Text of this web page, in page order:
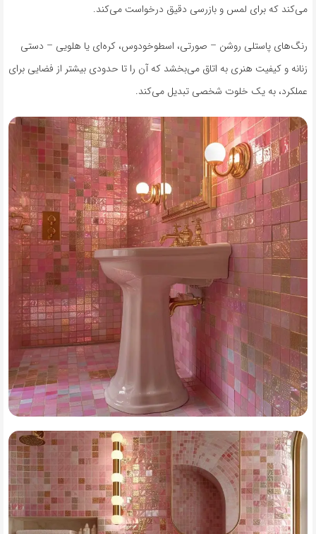
می‌کند که برای لمس و بازرسی دقیق درخواست می‌کند.
رنگ‌های پاستلی روشن – صورتی، اسطوخودوس، کره‌ای یا هلویی – دستی
زنانه و کیفیت هنری به اتاق می‌بخشد که آن را تا حدودی بیشتر از فضایی برای
عملکرد، به یک خلوت شخصی تبدیل می‌کند.